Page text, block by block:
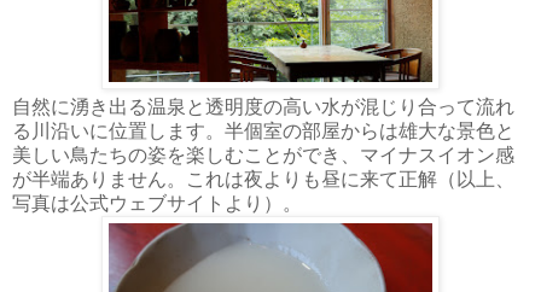
自然に湧き出る温泉と透明度の高い水が混じり合って流れ
る川沿いに位置します。半個室の部屋からは雄大な景色と
美しい鳥たちの姿を楽しむことができ、マイナスイオン感
が半端ありません。これは夜よりも昼に来て正解（以上、
写真は公式ウェブサイトより）。